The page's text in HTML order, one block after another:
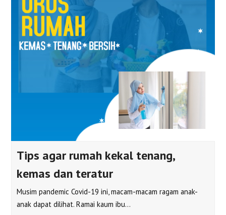
Tips agar rumah kekal tenang,
kemas dan teratur
Musim pandemic Covid-19 ini, macam-macam ragam anak-
anak dapat dilihat. Ramai kaum ibu…